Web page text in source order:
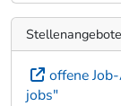
offene
jobs"